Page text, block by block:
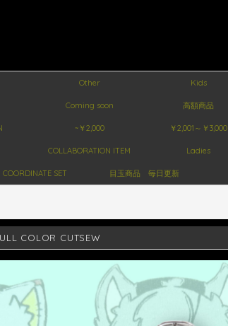
Other Kids
Coming soon 高額商品
~￥2,000 ￥2,001～￥3,000
COLLABORATION ITEM Ladies
COORDINATE SET 目玉商品 毎日更新
COLOR CUTSEW